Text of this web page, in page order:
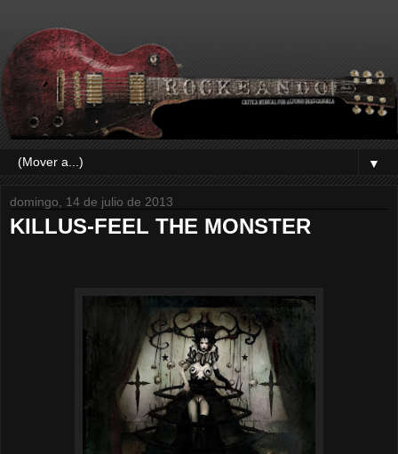
▼
domingo, 14 de julio de 2013
KILLUS-FEEL THE MONSTER